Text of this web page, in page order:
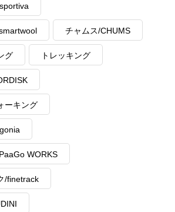
チャムス/CHUMS
グ トレッキング
ーキング
WORKS
/finetrack